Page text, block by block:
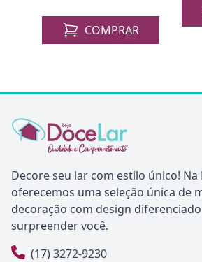
COMPRAR
Decore seu lar com estilo único! Na
oferecemos uma seleção única de
decoração com design
surpreender você.
(17) 3272-9230